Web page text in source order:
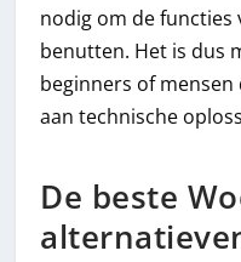
nodig om de functies
benutten. Het is dus
beginners of
aan technische
De beste